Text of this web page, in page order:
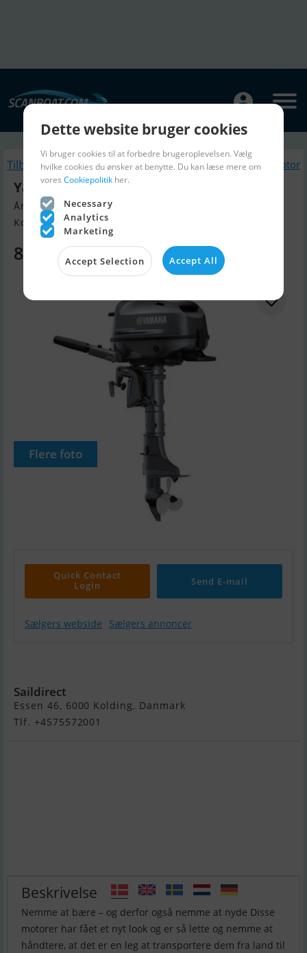
Tilbage Lignende Bådmotor
Yamaha 4 HK
Årgang 2026, Bådmotor til salg
Kolding, Danmark
8.900 DKK
Flere foto
Quick Contact
Login
Send E-mail
Sælgers webside Sælgers annoncer
Saildirect
Essen 46, 6000 Kolding, Danmark
Tlf. +4575572001
Beskrivelse
Nemme at bære – og derfor også nemme at nyde Disse
motorer har fået et nyt look og er så lette og nemme at
håndtere, at det er en leg at transportere dem fra land til
Dette website bruger cookies
Vi bruger cookies til at forbedre brugeroplevelsen. Vælg
hvilke cookies du ønsker at benytte. Du kan læse mere om
vores Cookiepolitik her.
Necessary
Analytics
Marketing
Accept Selection Accept All